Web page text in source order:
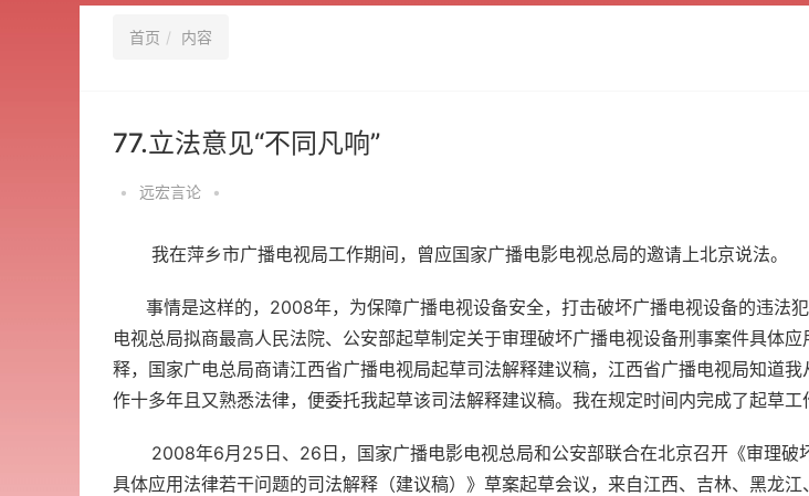
首页 内容
77.立法意见“不同凡响”
• 远宏言论 •
我在萍乡市广播电视局工作期间，曾应国家广播电影电视总局的邀请上北京说法。
事情是这样的，2008年，为保障广播电视设备安全，打击破坏广播电视设备的违法
电视总局拟商最高人民法院、公安部起草制定关于审理破坏广播电视设备刑事案件具体
释，国家广电总局商请江西省广播电视局起草司法解释建议稿，江西省广播电视局知道
作十多年且又熟悉法律，便委托我起草该司法解释建议稿。我在规定时间内完成了起草工
2008年6月25日、26日，国家广播电影电视总局和公安部联合在北京召开《审理破
具体应用法律若干问题的司法解释（建议稿）》草案起草会议，来自江西、吉林、黑龙江